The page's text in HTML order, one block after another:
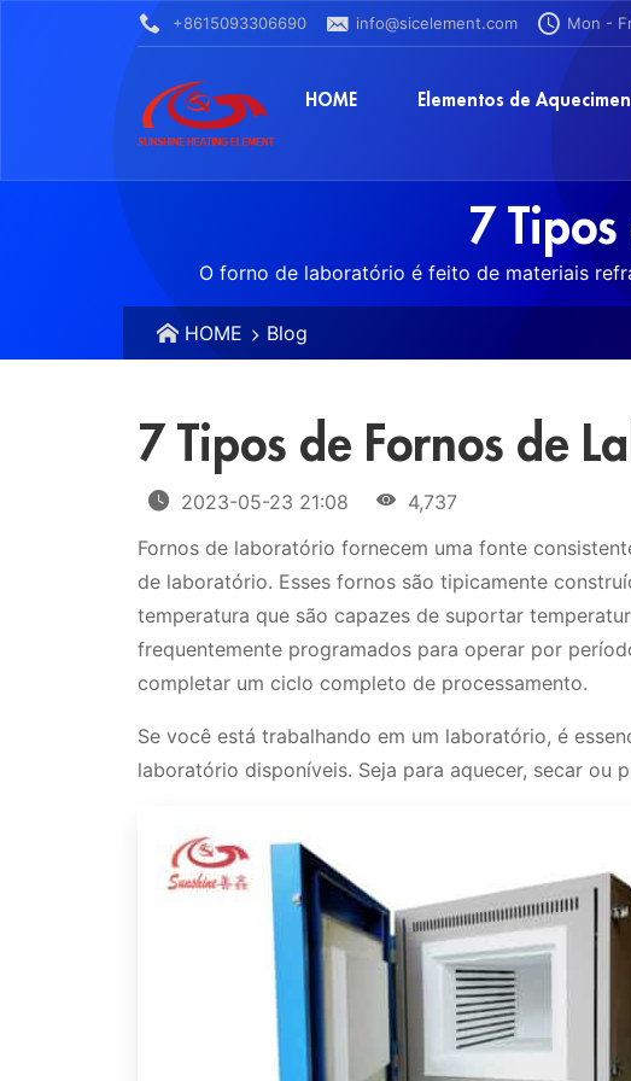
+8615093306690 info@sicelement.com Mon -
HOME Elementos de
7
O forno de laboratório é feito de materiais
HOME Blog
7 Tipos de Fornos de
2023-05-23 21:08
4,737
Fornos de laboratório fornecem uma fonte
de laboratório. Esses fornos são tipicamente
temperatura que são capazes de suportar
frequentemente programados para operar por
completar um ciclo completo de processamento.
Se você está trabalhando em um laboratório, é
laboratório disponíveis. Seja para aquecer, secar